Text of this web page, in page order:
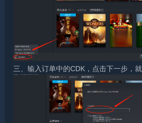
三、输入订单中的CDK，点击下一步，就